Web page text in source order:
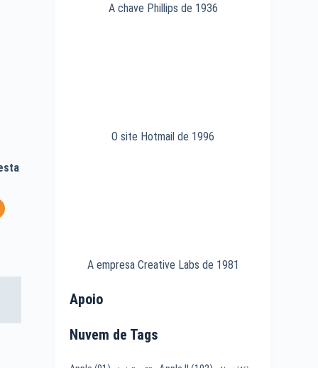
A chave Phillips de 1936
O site Hotmail de 1996
A empresa Creative Labs de 1981
Apoio
Nuvem de Tags